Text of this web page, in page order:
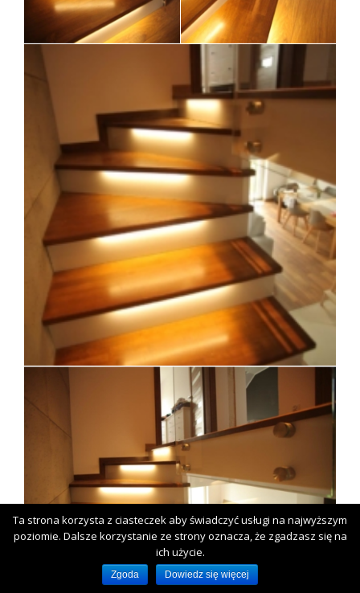
Ta strona korzysta z ciasteczek aby świadczyć usługi na najwyższym
poziomie. Dalsze korzystanie ze strony oznacza, że zgadzasz się na
ich użycie.
Zgoda Dowiedz się więcej